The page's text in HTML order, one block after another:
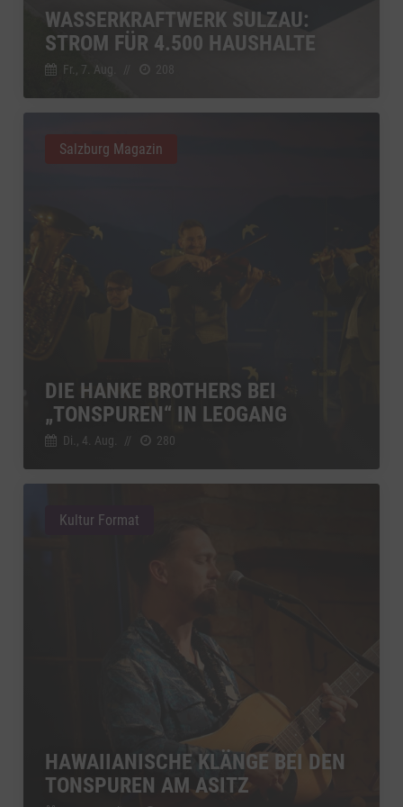
WASSERKRAFTWERK SULZAU:
STROM FÜR 4.500 HAUSHALTE
Fr., 7. Aug.
DIE HANKE BROTHERS BEI
„TONSPUREN“ IN LEOGANG
Di., 4. Aug. // 280
Salzburg Magazin
HAWAIIANISCHE KLÄNGE BEI DEN
TONSPUREN AM ASITZ
Kultur Format
YouTube
Google Ireland Limited, Irland Details